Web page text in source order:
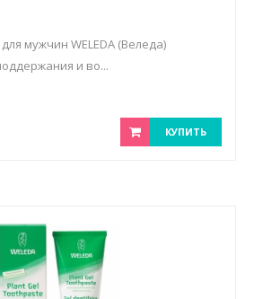
мужчин WELEDA (Веледа)
и во...
КУПИТЬ